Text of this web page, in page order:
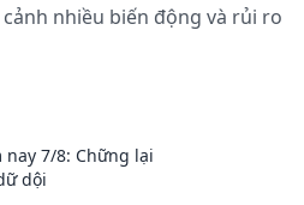
nhiều biến động và rủi ro
nay 7/8: Chững lại
dội